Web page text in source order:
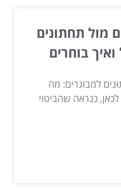
מול תחתונים
בוחרים
למבוגרים: מה
כנראה שהביטוי